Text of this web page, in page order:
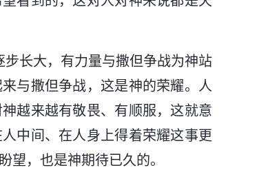
长大，有力量与撒但争战为神站
与撒但争战，这是神的荣耀。人
越来越有敬畏、有顺服，这就意
中间、在人身上得着荣耀这事更
望，也是神期待已久的。